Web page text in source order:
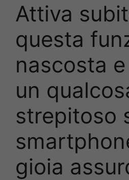
Attiva
questa
nascosta
un
strepitoso
gioia